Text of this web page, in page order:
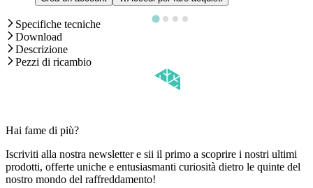
Specifiche tecniche
Download
Descrizione
Pezzi di ricambio
Hai fame di più?
Iscriviti alla nostra newsletter e sii il primo a scoprire i nostri ultimi
prodotti, offerte uniche e entusiasmanti curiosità dietro le quinte del
nostro mondo del raffreddamento!